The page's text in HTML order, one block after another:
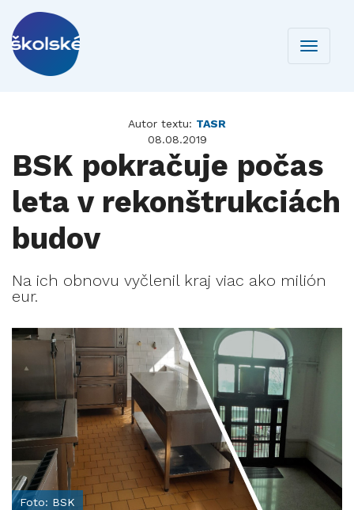
Toggle
Autor textu: TASR
08.08.2019
BSK pokračuje počas
leta v rekonštrukciách
budov
Na ich obnovu vyčlenil kraj viac ako milión
eur.
Foto: BSK